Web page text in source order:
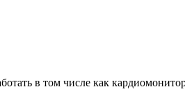
в том числе как